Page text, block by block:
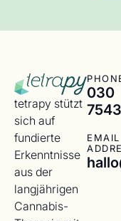
tetrapy stützt
sich auf
fundierte
Erkenntnisse
aus der
langjährigen
Cannabis-
030
EMAIL